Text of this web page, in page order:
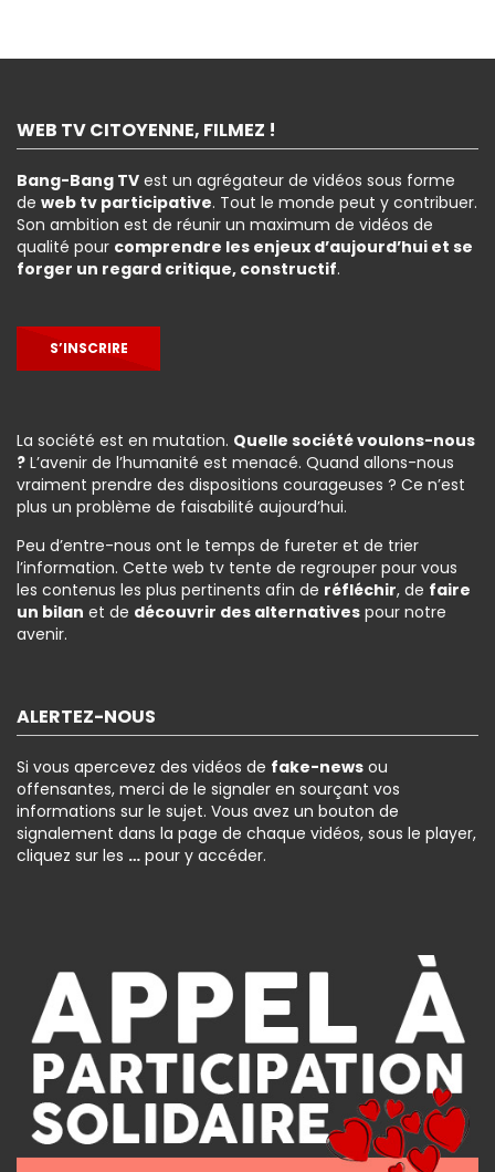
WEB TV CITOYENNE, FILMEZ !
Bang-Bang TV est un agrégateur de vidéos sous forme
de web tv participative. Tout le monde peut y contribuer.
Son ambition est de réunir un maximum de vidéos de
qualité pour comprendre les enjeux d’aujourd’hui et se
forger un regard critique, constructif.
S’INSCRIRE
La société est en mutation. Quelle société voulons-nous
? L’avenir de l’humanité est menacé. Quand allons-nous
vraiment prendre des dispositions courageuses ? Ce n’est
plus un problème de faisabilité aujourd’hui.
Peu d’entre-nous ont le temps de fureter et de trier
l’information. Cette web tv tente de regrouper pour vous
les contenus les plus pertinents afin de réfléchir, de faire
un bilan et de découvrir des alternatives pour notre
avenir.
ALERTEZ-NOUS
Si vous apercevez des vidéos de fake-news ou
offensantes, merci de le signaler en sourçant vos
informations sur le sujet. Vous avez un bouton de
signalement dans la page de chaque vidéos, sous le player,
cliquez sur les … pour y accéder.